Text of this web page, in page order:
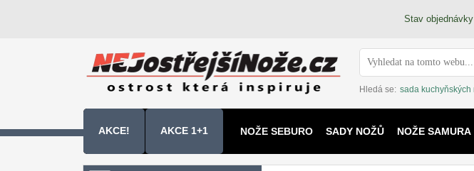
Stav objednávky
Hledá se: sada kuchyňských
AKCE! AKCE 1+1 NOŽE SEBURO SADY NOŽŮ NOŽE SAMURA